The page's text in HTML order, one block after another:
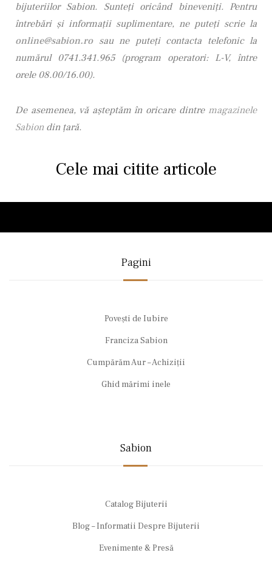
bijuteriilor Sabion. Sunteţi oricând bineveniţi. Pentru
întrebări şi informaţii suplimentare, ne puteţi scrie la
online@sabion.ro sau ne puteţi contacta telefonic la
numărul 0741.341.965 (program operatori: L-V, între
orele 08.00/16.00).
De asemenea, vă așteptăm în oricare dintre magazinele
Sabion din țară.
Cele mai citite articole
Pagini
Povești de Iubire
Franciza Sabion
Cumpărăm Aur – Achiziții
Ghid mărimi inele
Sabion
Catalog Bijuterii
Blog – Informatii Despre Bijuterii
Evenimente & Presă